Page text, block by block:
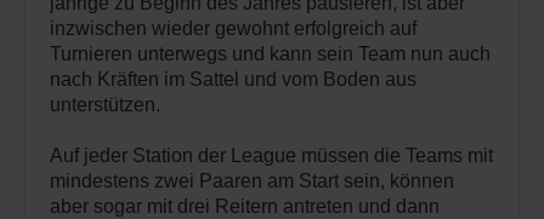
inzwischen wieder gewohnt erfolgreich auf
Turnieren unterwegs und kann sein Team nun auch
nach Kräften im Sattel und vom Boden aus
unterstützen.
Auf jeder Station der League müssen die Teams mit
mindestens zwei Paaren am Start sein, können
aber sogar mit drei Reitern antreten und dann